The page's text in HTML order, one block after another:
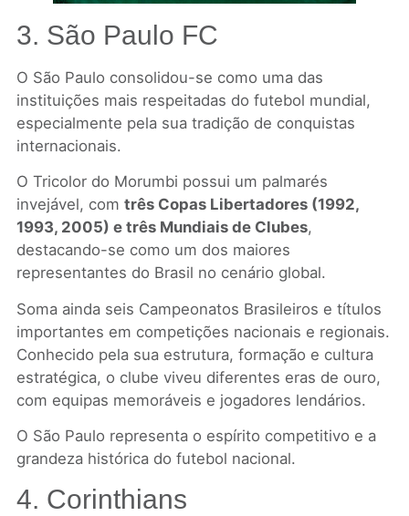
3. São Paulo FC
O São Paulo consolidou-se como uma das
instituições mais respeitadas do futebol mundial,
especialmente pela sua tradição de conquistas
internacionais.
O Tricolor do Morumbi possui um palmarés
invejável, com três Copas Libertadores (1992,
1993, 2005) e três Mundiais de Clubes,
destacando-se como um dos maiores
representantes do Brasil no cenário global.
Soma ainda seis Campeonatos Brasileiros e títulos
importantes em competições nacionais e regionais.
Conhecido pela sua estrutura, formação e cultura
estratégica, o clube viveu diferentes eras de ouro,
com equipas memoráveis e jogadores lendários.
O São Paulo representa o espírito competitivo e a
grandeza histórica do futebol nacional.
4. Corinthians